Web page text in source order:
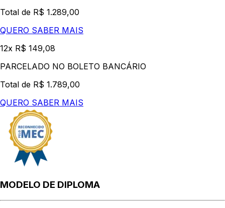
Total de R$ 1.289,00
QUERO SABER MAIS
12x R$ 149,08
PARCELADO NO BOLETO BANCÁRIO
Total de R$ 1.789,00
QUERO SABER MAIS
MODELO DE DIPLOMA